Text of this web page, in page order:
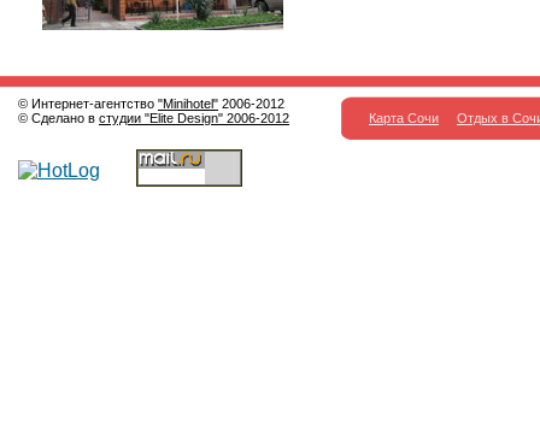
© Интернет-агентство "Minihotel" 2006-2012
© Сделано в студии "Elite Design" 2006-2012 Карта Сочи Отдых в